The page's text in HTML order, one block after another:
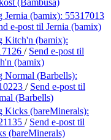
Jernia (bamix): 55317013
e-post til Jernia (bamix)
Kitch'n (bamix):
/ Send e-post til
(bamix)
Normal (Barbells):
/ Send e-post til
(Barbells)
Kicks (bareMinerals):
/ Send e-post til
(bareMinerals)